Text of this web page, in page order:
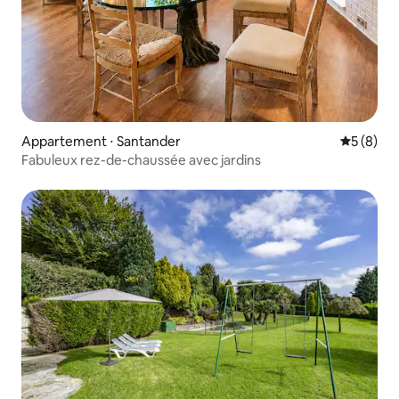
Appartement ⋅ Santander
5 (8)
Fabuleux rez-de-chaussée avec jardins